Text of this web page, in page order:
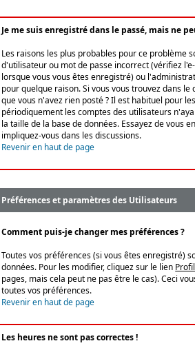
Je me suis enregistré dans le passé, mais ne
Les raisons les plus probables pour ce problème
d'utilisateur ou mot de passe incorrect (vérifiez
lorsque vous vous êtes enregistré) ou
pour quelque raison. Si vous vous trouvez dans
que vous n'avez rien posté ? Il est habituel pour
périodiquement les comptes des utilisateurs
la taille de la base de données. Essayez de vous
impliquez-vous dans les discussions.
Revenir en haut de page
Préférences et paramètres des Utilisateurs
Comment puis-je changer mes préférences ?
Toutes vos préférences (si vous êtes enregistré)
données. Pour les modifier, cliquez sur le lien Profil
pages, mais cela peut ne pas être le cas). Ceci
toutes vos préférences.
Revenir en haut de page
Les heures ne sont pas correctes !